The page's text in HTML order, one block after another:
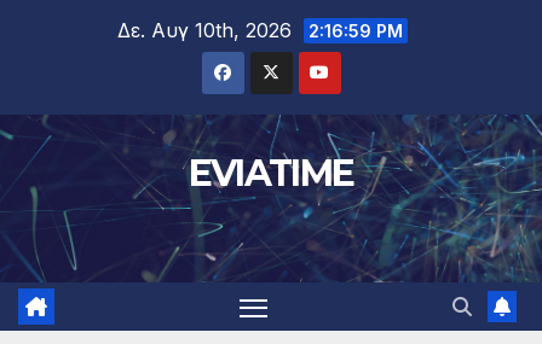
Δε. Αυγ 10th, 2026 2:17:00 PM
EVIATIME